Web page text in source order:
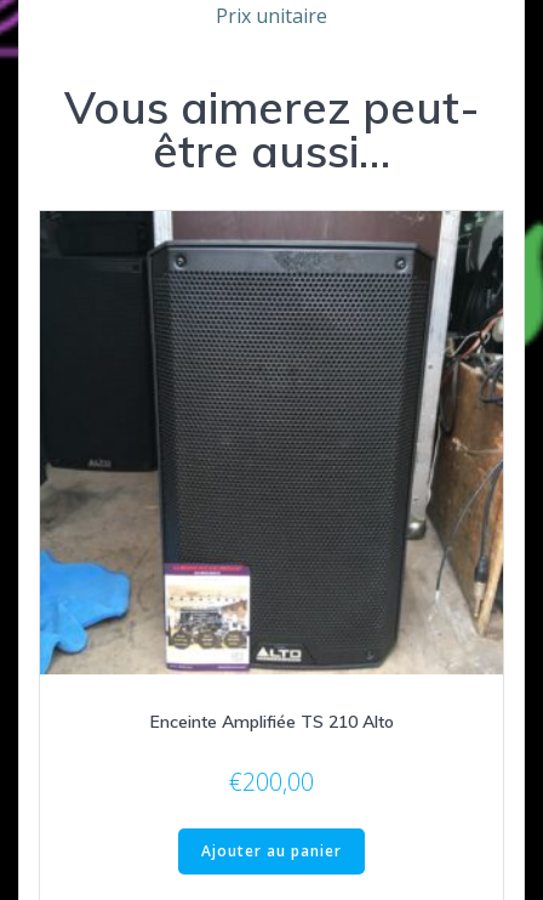
Prix unitaire
Vous aimerez peut-
être aussi…
Enceinte Amplifiée TS 210 Alto
€200,00
Ajouter au panier